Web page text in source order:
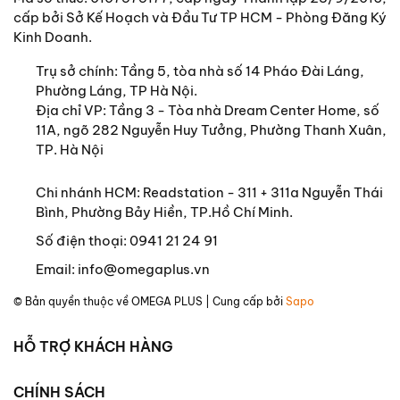
này sẽ chỉ cho bạn cách xây dựng hạnh phúc đích
thực, từ trong ra ngoài.
THÔNG TIN TÁC GIẢ:
Russ Harris là huấn luyện viên nổi tiếng thế giới về
ACT (Liệu pháp Chấp nhận và Cam kết), nhà trị
liệu và khai vấn, có kiến thức nền về y học (với tư
cách là bác sĩ đa khoa). Ông đã điều hành hàng
trăm hội thảo, đào tạo hơn 50.000 chuyên gia y
tế trên khắp thế giới. Ông là tác giả của một số
CÂU QUOTE HAY
“Nhưng có một ý nghĩa hoàn toàn khác của hạnh
và ý nghĩa.”
cấp bởi Sở Kế Hoạch và Đầu Tư TP HCM - Phòng Đăng Ký
Kinh Doanh.
Trụ sở chính: Tầng 5, tòa nhà số 14 Pháo Đài Láng,
Phường Láng, TP Hà Nội.
Địa chỉ VP: Tầng 3 - Tòa nhà Dream Center Home, số
11A, ngõ 282 Nguyễn Huy Tưởng, Phường Thanh Xuân,
TP. Hà Nội
Chi nhánh HCM: Readstation - 311 + 311a Nguyễn Thái
Bình, Phường Bảy Hiền, TP.Hồ Chí Minh.
Số điện thoại: 0941 21 24 91
Email: info@omegaplus.vn
© Bản quyền thuộc về OMEGA PLUS | Cung cấp bởi Sapo
HỖ TRỢ KHÁCH HÀNG
CHÍNH SÁCH